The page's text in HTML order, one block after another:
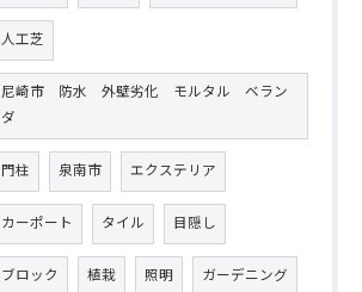
人工芝
尼崎市 防水 外壁劣化 モルタル ベラン
ダ
門柱 泉南市 エクステリア
カーポート タイル 目隠し
ブロック 植栽 照明 ガーデニング